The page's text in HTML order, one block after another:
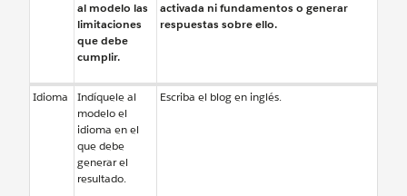
al modelo las
limitaciones
que debe
cumplir.
activada ni fundamentos o generar
respuestas sobre ello.
Idioma
Indíquele al
modelo el
idioma en el
que debe
generar el
resultado.
Escriba el blog en inglés.